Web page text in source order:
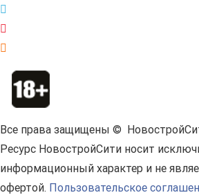
Все права защищены ©
Ресурс НовостройСити носит
информационный характер и не
офертой. Пользовательское